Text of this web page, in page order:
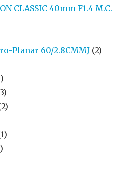
CLASSIC 40mm F1.4 M.C.
Planar 60/2.8CMMJ (2)